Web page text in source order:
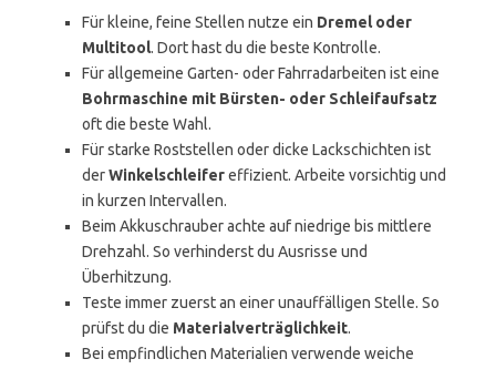
Für kleine, feine Stellen nutze ein Dremel oder
Multitool. Dort hast du die beste Kontrolle.
Für allgemeine Garten- oder Fahrradarbeiten ist eine
Bohrmaschine mit Bürsten- oder Schleifaufsatz
oft die beste Wahl.
Für starke Roststellen oder dicke Lackschichten ist
derWinkelschleifereffizient. Arbeite vorsichtig und
in kurzen Intervallen.
Beim Akkuschrauber achte auf niedrige bis mittlere
Drehzahl. So verhinderst du Ausrisse und
Überhitzung.
Teste immer zuerst an einer unauffälligen Stelle. So
prüfst du die Materialverträglichkeit.
Bei empfindlichen Materialien verwende weiche